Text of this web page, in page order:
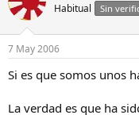
Habitual Sin
7 May 2006
Si es que somos unos
La verdad es que ha